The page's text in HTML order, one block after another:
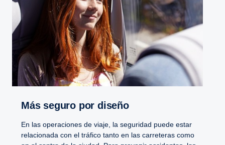
Más seguro por diseño
En las operaciones de viaje, la seguridad puede estar
relacionada con el tráfico tanto en las carreteras como